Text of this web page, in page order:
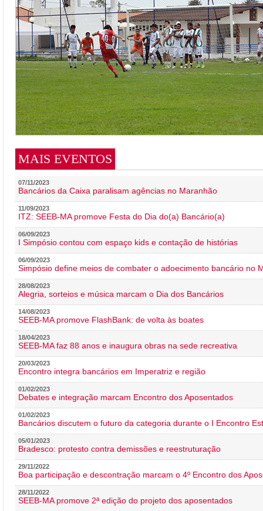
MAIS EVENTOS
07/11/2023
Bancários da Caixa paralisam agências no Maranhão
11/09/2023
ITZ: SEEB-MA promove Festa do Dia do(a) Bancário(a)
06/09/2023
I Simpósio contou com espaço kids e contação de histórias
06/09/2023
Simpósio define meios de combater o adoecimento bancário no
28/08/2023
Alegria, sorteios e música marcam o Dia dos Bancários
14/08/2023
SEEB-MA promove FlashBank: de volta às boates
18/04/2023
SEEB-MA faz 88 anos e inaugura obras na sede recreativa
20/03/2023
Encontro integra bancários em Imperatriz e região
01/02/2023
Debates e integração marcam Encontro dos Aposentados
01/02/2023
Bancários discutem o futuro da categoria durante o I Encontro
05/01/2023
Bradesco: protesto contra demissões e reestruturação
29/11/2022
Boa participação e descontração marcam o 4º Encontro dos
28/11/2022
SEEB-MA promove 2ª edição do projeto dos aposentados